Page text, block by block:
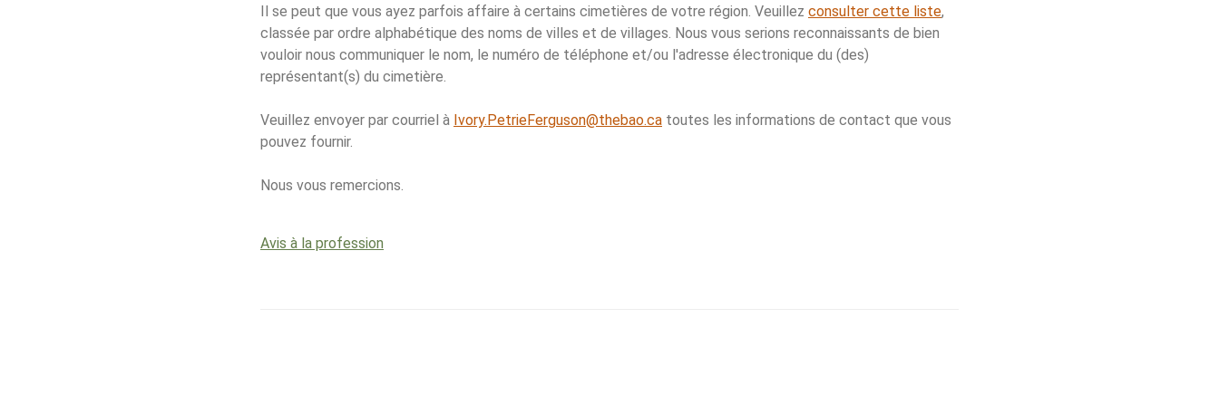
Il se peut que vous ayez parfois affaire à certains cimetières de votre région. Veuillez consulter cette liste,
classée par ordre alphabétique des noms de villes et de villages. Nous vous serions reconnaissants de bien
vouloir nous communiquer le nom, le numéro de téléphone et/ou l'adresse électronique du (des)
représentant(s) du cimetière.
Veuillez envoyer par courriel à Ivory.PetrieFerguson@thebao.ca toutes les informations de contact que vous
pouvez fournir.
Nous vous remercions.
Avis à la profession